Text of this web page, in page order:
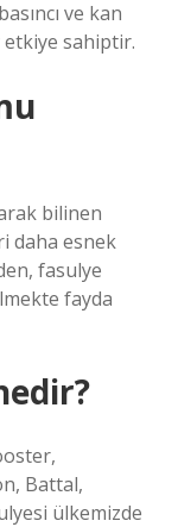
ve kan
sahiptir.
bilinen
daha esnek
fasulye
fayda
Battal,
ülkemizde